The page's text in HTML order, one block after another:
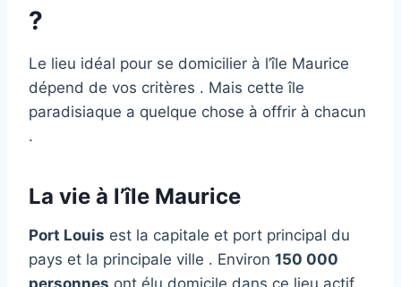
?
Le lieu idéal pour se domicilier à l’île Maurice
dépend de vos critères . Mais cette île
paradisiaque a quelque chose à offrir à chacun
.
La vie à l’île Maurice
Port Louis est la capitale et port principal du
pays et la principale ville . Environ 150 000